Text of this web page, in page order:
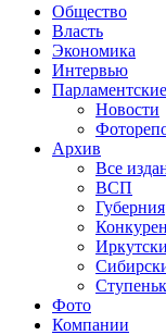
Общество
Власть
Экономика
Интервью
Новости
Архив
Все
ВСП
Губерния
Фото
Компании